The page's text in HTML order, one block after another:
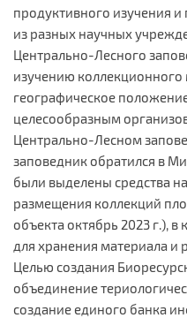
продуктивного изучения
из разных научных
Центрально-Лесного
изучению коллекционного
географическое
целесообразным
Центрально-Лесном
заповедник обратился в
были выделены средства
размещения коллекций
объекта октябрь 2023 г.),
для хранения материала и
Целью создания
объединение
создание единого банка